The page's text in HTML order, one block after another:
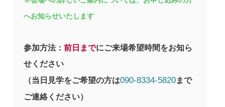
へお知らせいたします
参加方法： 前日までにご来場希望時間をお知ら
せください
（当日見学をご希望の方は090-8334-5820まで
ご連絡ください）